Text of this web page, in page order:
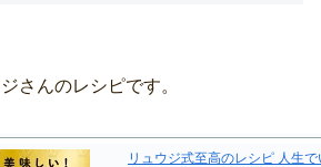
さんのレシピです。
リュウジ式至高のレシピ 人生